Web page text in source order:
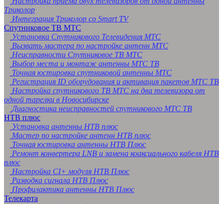
Триколор
Интеграция Триколор со Smart TV
Спутниковое ТВ МТС
Установка Спутникового Телевидения МТС
Вызвать мастера по настройке антенн МТС
Неисправности Спутниковое ТВ МТС
Выбор места и монтаж антенны МТС ТВ
Точная юстировка спутниковой антенны МТС
Регистрация ID оборудования и активация пакетов МТС ТВ
Настройка спутникового ТВ МТС на два телевизора от
одной тарелки в Новосибирске
Диагностика неисправностей спутникового МТС ТВ
НТВ плюс
Установка антенны НТВ плюс
Мастер по настройке антенн НТВ плюс
Точная юстировка антенны НТВ Плюс
Ремонт конвертера LNB и замена коаксиального кабеля НТВ
плюс
Настройка CI+ модуля НТВ Плюс
Разводка сигнала НТВ Плюс
Профилактика антенны НТВ Плюс
Телекарта